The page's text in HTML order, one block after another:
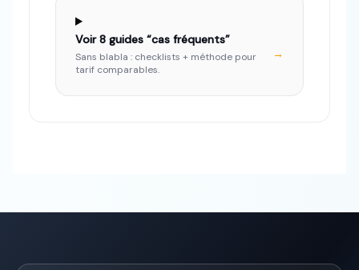
Voir8 guides “cas fréquents”
Sans blabla : checklists + méthode pour
tarif comparables.
→